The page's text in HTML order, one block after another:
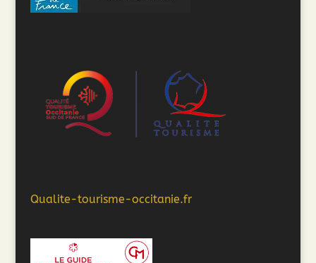
Qualite-tourisme-occitanie.fr